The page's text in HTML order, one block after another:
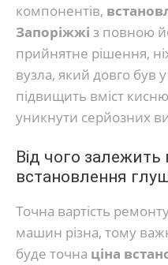
компонентів,
Запоріжжі з повною
прийнятне рішення,
вузла, який довго був
підвищить вміст
уникнути серйозних
Від чого залежить
встановлення
Точна вартість
машин різна, тому
буде точна ціна